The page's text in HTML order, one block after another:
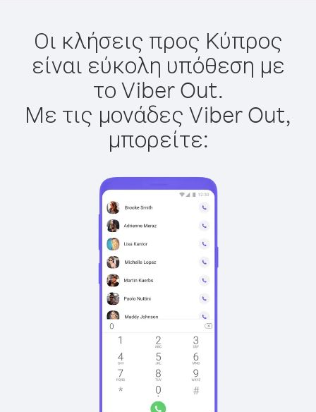
Οι κλήσεις προς Κύπρος
είναι εύκολη υπόθεση με
το Viber Out.
Με τις μονάδες Viber Out,
μπορείτε: